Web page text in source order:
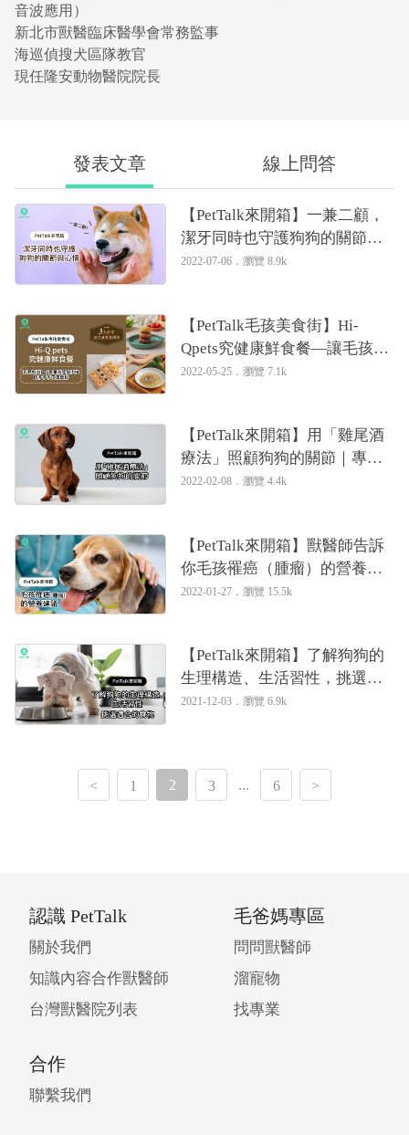
音波應用）
新北市獸醫臨床醫學會常務監事
海巡偵搜犬區隊教官
現任隆安動物醫院院長
發表文章 線上問答
【PetTalk來開箱】一兼二顧，
潔牙同時也守護狗狗的關節與
心情｜專業獸醫—姚勝隆
2022-07-06．瀏覽 8.9k
【PetTalk毛孩美食街】Hi-
Qpets究健康鮮食餐—讓毛孩舔
盤的健康美味鮮食｜專業獸醫
2022-05-25．瀏覽 7.1k
【PetTalk來開箱】用「雞尾酒
療法」照顧狗狗的關節｜專業
獸醫—姚勝隆
2022-02-08．瀏覽 4.4k
【PetTalk來開箱】獸醫師告訴
你毛孩罹癌（腫瘤）的營養建
議｜專業獸醫—姚勝隆
2022-01-27．瀏覽 15.5k
【PetTalk來開箱】了解狗狗的
生理構造、生活習性，挑選適
合的食物｜專業獸醫—姚勝隆
2021-12-03．瀏覽 6.9k
< 1 2 3 ... 6 >
認識 PetTalk
關於我們
知識內容合作獸醫師
台灣獸醫院列表
毛爸媽專區
問問獸醫師
溜寵物
找專業
合作
聯繫我們